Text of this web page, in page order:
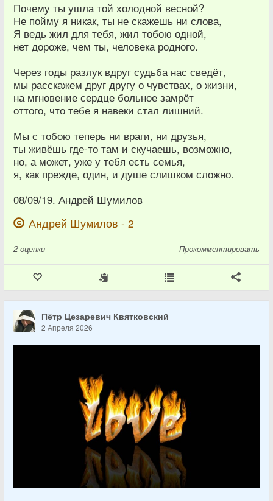
Почему ты ушла той холодной весной?
Не пойму я никак, ты не скажешь ни слова,
Я ведь жил для тебя, жил тобою одной,
нет дороже, чем ты, человека родного.
Через годы разлук вдруг судьба нас сведёт,
мы расскажем друг другу о чувствах, о жизни,
на мгновение сердце больное замрёт
оттого, что тебе я навеки стал лишний.
Мы с тобою теперь ни враги, ни друзья,
ты живёшь где-то там и скучаешь, возможно,
но, а может, уже у тебя есть семья,
я, как прежде, один, и душе слишком сложно.
08/09/19. Андрей Шумилов
Андрей Шумилов - 2
2 оценки Прокомментировать
Пётр Цезаревич Квятковский
2 Апреля 2026